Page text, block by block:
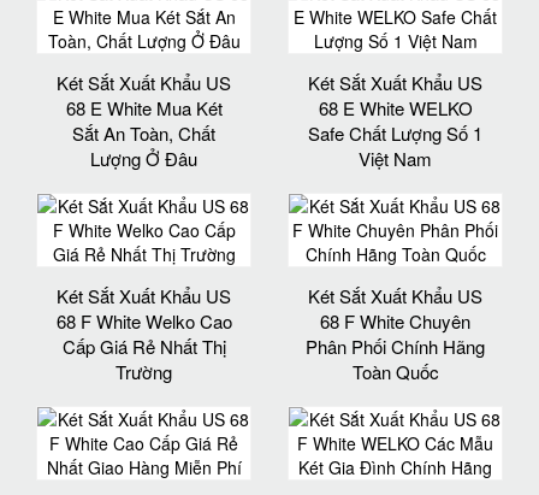
Két Sắt Xuất Khẩu US
68 E White Mua Két
Sắt An Toàn, Chất
Lượng Ở Đâu
Két Sắt Xuất Khẩu US
68 E White WELKO
Safe Chất Lượng Số 1
Việt Nam
Két Sắt Xuất Khẩu US
68 F White Welko Cao
Cấp Giá Rẻ Nhất Thị
Trường
Két Sắt Xuất Khẩu US
68 F White Chuyên
Phân Phối Chính Hãng
Toàn Quốc